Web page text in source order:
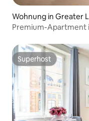
Wohnung in Greater
Premium-Apartment
Superhost
Superhost